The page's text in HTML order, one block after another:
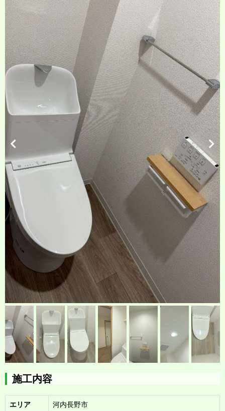
施工内容
エリア 河内長野市